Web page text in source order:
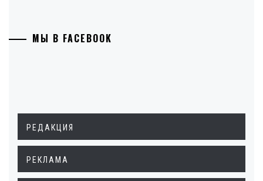
МЫ В FACEBOOK
РЕДАКЦИЯ
РЕКЛАМА